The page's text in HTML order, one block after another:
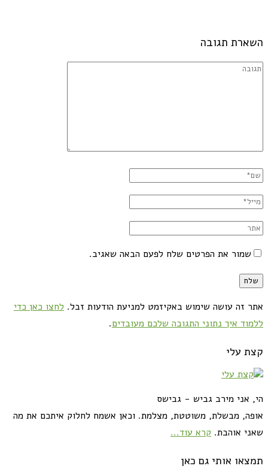
השארת תגובה
שמור את הפרטים שלח לפעם הבאה שאגיב.
אתר זה עושה שימוש באקיזמט למניעת הודעות זבל. לחצו כאן כדי
ללמוד איך נתוני התגובה שלכם מעובדים.
קצת עלי
הי, אני מירב גביש - גבישס
אופה, מבשלת, משוטטת, מצלמת. וכאן אשמח לחלוק איתכם את מה
שאני אוהבת. קרא עוד...
תמצאו אותי גם כאן